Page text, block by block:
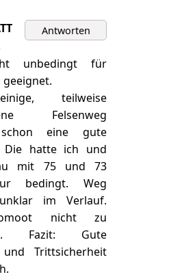
unbedingt für
teilweise
Felsenweg
eine gute
Die hatte ich und
mit 75 und 73
bedingt. Weg
im Verlauf.
nicht zu
Fazit: Gute
Trittsicherheit